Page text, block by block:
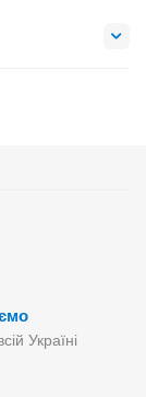
Україні